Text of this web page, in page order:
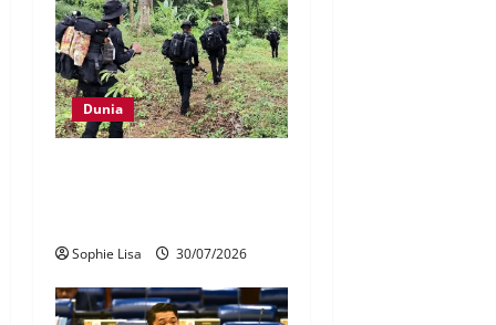
Dunia
Sophie Lisa 30/07/2026